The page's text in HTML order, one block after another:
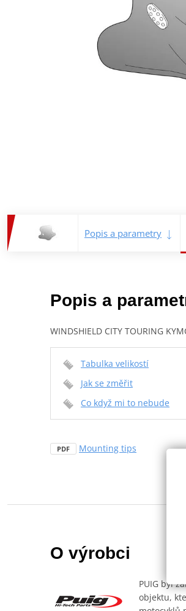
Popis a parametry
Popis a
WINDSHIELD CITY TOURING
Tabulka velikostí
Jak se změřit
Co když mi to nebude
PDF Mounting tips
O výrobci
PUIG byl
objektu,